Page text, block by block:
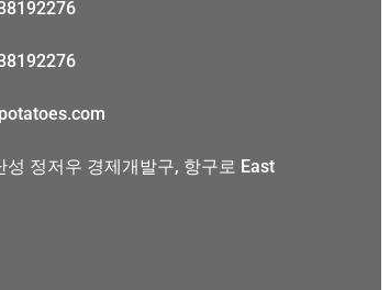
성 정저우 경제개발구, 항구로 East
Hindi